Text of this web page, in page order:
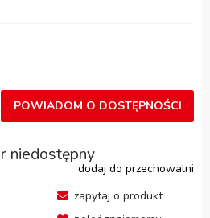
POWIADOM O DOSTĘPNOŚCI
niedostępny
dodaj do przechowalni
zapytaj o produkt